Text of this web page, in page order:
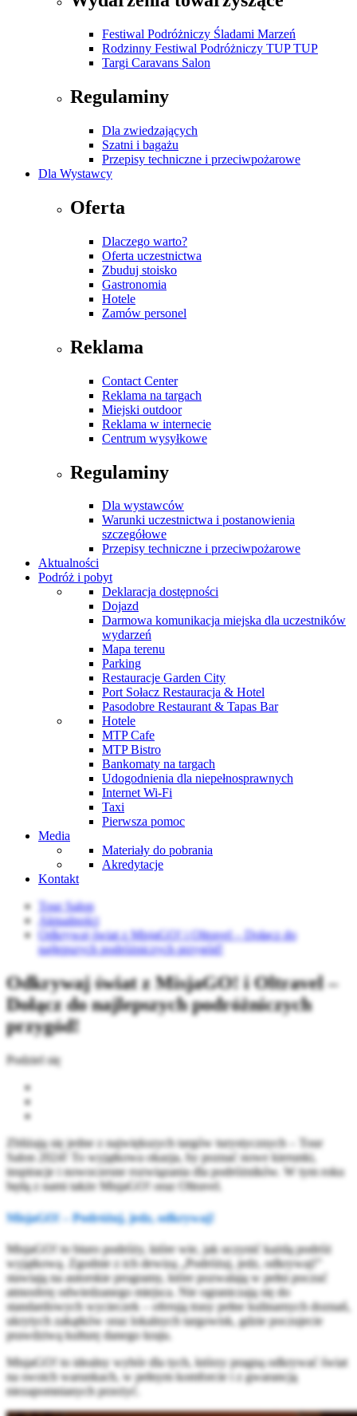
Festiwal Podróżniczy Śladami Marzeń
Rodzinny Festiwal Podróżniczy TUP TUP
Targi Caravans Salon
Regulaminy
Dla zwiedzających
Szatni i bagażu
Przepisy techniczne i przeciwpożarowe
Dla Wystawcy
Oferta
Dlaczego warto?
Oferta uczestnictwa
Zbuduj stoisko
Gastronomia
Hotele
Zamów personel
Reklama
Contact Center
Reklama na targach
Miejski outdoor
Reklama w internecie
Centrum wysyłkowe
Regulaminy
Dla wystawców
Warunki uczestnictwa i postanowienia
szczegółowe
Przepisy techniczne i przeciwpożarowe
Aktualności
Podróż i pobyt
Deklaracja dostępności
Dojazd
Darmowa komunikacja miejska dla uczestników
wydarzeń
Mapa terenu
Parking
Restauracje Garden City
Port Sołacz Restauracja & Hotel
Pasodobre Restaurant & Tapas Bar
Hotele
MTP Cafe
MTP Bistro
Bankomaty na targach
Udogodnienia dla niepełnosprawnych
Internet Wi-Fi
Taxi
Pierwsza pomoc
Media
Materiały do pobrania
Akredytacje
Kontakt
Tour Salon
Aktualności
Odkrywaj świat z MisjaGO! i Oltravel – Dołącz do
najlepszych podróżniczych przygód!
Odkrywaj świat z MisjaGO! i Oltravel –
Dołącz do najlepszych podróżniczych
przygód!
Podziel się
Zbliżają się jedne z największych targów turystycznych – Tour
Salon 2024! To wyjątkowa okazja, by poznać nowe kierunki,
inspiracje i nowoczesne rozwiązania dla podróżników. W tym roku
będą z nami także MisjaGO! oraz Oltravel.
MisjaGO! – Podróżuj, jedz, odkrywaj!
MisjaGO! to biuro podróży, które wie, jak uczynić każdą podróż
wyjątkową. Zgodnie z ich dewizą „Podróżuj, jedz, odkrywaj!”
stawiają na autorskie programy, które pozwalają w pełni poczuć
atmosferę odwiedzanego miejsca. Nie ograniczają się do
standardowych wycieczek – oferują trasy pełne kulinarnych doznań,
ukrytych zakątków oraz lokalnych targowisk, gdzie poczujecie
prawdziwą kulturę danego kraju.
MisjaGO! to idealny wybór dla tych, którzy pragną odkrywać świat
na swoich warunkach, w pełnym komforcie i z gwarancją
niezapomnianych przeżyć.